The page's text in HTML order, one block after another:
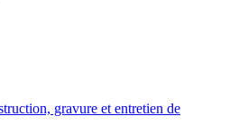
gravure et entretien de